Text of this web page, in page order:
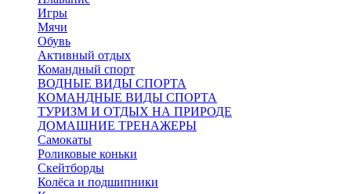
Игры
Мячи
Обувь
Активный отдых
Командный спорт
ВОДНЫЕ ВИДЫ СПОРТА
КОМАНДНЫЕ ВИДЫ СПОРТА
ТУРИЗМ И ОТДЫХ НА ПРИРОДЕ
ДОМАШНИЕ ТРЕНАЖЕРЫ
Самокаты
Роликовые коньки
Скейтборды
Колёса и подшипники